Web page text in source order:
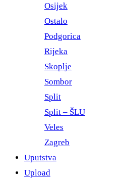
Osijek
Ostalo
Podgorica
Rijeka
Skoplje
Sombor
Split
Split – ŠLU
Veles
Zagreb
Uputstva
Upload